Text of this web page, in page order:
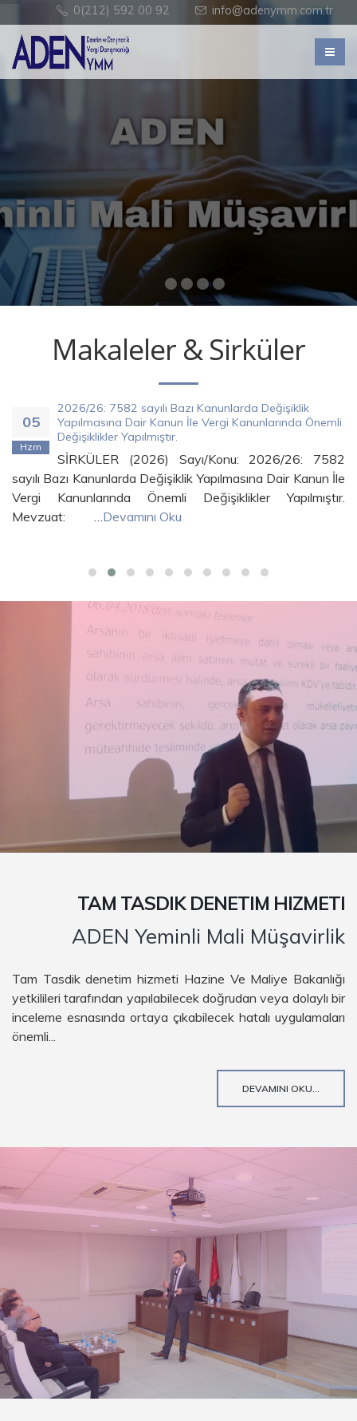
0(212) 592 00 92 info@adenymm.com.tr
Etkili Vergi Danışmanlığı Ve Sonuç Alan Bir Denetim Modeli
Kalite Asla Tesadüf Değildir. Değer Yaratan Hizmet,
Makaleler & Sirküler
05
Hzrn
2026/26: 7582 sayılı Bazı Kanunlarda Değişiklik
Yapılmasına Dair Kanun İle Vergi Kanunlarında Önemli
Değişiklikler Yapılmıştır.
SİRKÜLER (2026) Sayı/Konu: 2026/26: 7582
sayılı Bazı Kanunlarda Değişiklik Yapılmasına Dair Kanun İle
Vergi Kanunlarında Önemli Değişiklikler Yapılmıştır.
Mevzuat: …Devamını Oku
TAM TASDIK DENETIM HIZMETI
ADEN Yeminli Mali Müşavirlik
Tam Tasdik denetim hizmeti Hazine Ve Maliye Bakanlığı
yetkilileri tarafından yapılabilecek doğrudan veya dolaylı bir
inceleme esnasında ortaya çıkabilecek hatalı uygulamaları
önemli...
DEVAMINI OKU...